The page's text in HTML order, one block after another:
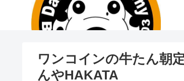
ワンコインの牛たん朝
んやHAKATA